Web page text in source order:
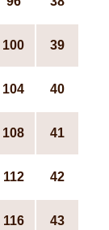
100 39
104 40
108 41
112 42
116 43